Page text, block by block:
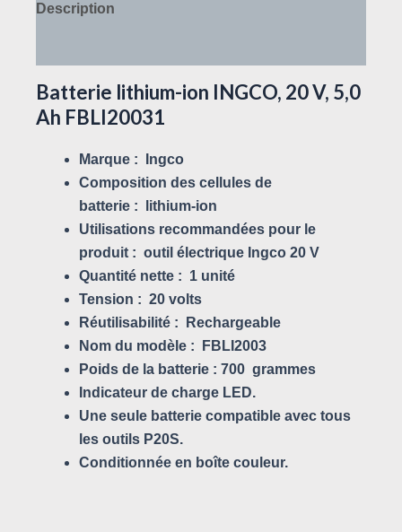
Description
Batterie lithium-ion INGCO, 20 V, 5,0
Ah FBLI20031
Marque :
Ingco
Composition des cellules de
batterie :
lithium-ion
Utilisations recommandées pour le
produit : outil électrique Ingco 20 V
Quantité nette : 1 unité
Tension : 20 volts
Réutilisabilité :
Rechargeable
Nom du modèle :
FBLI2003
Poids de la batterie : 700 grammes
Indicateur de charge LED.
Une seule batterie compatible avec tous
les outils P20S.
Conditionnée en boîte couleur.